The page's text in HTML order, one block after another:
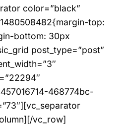
color=”black”
top:
bottom: 30px
post_type=”post”
468774bc-
vc_row]